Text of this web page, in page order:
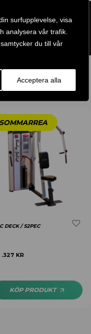
surfupplevelse, visa
analysera vår trafik.
du till vår
Acceptera alla
WB-LTA
DECK / S2PEC
.327 KR
KÖP PRODUKT